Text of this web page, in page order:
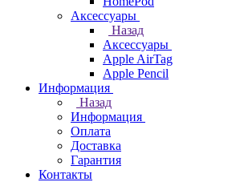
Аксессуары
Назад
Аксессуары
Apple AirTag
Apple Pencil
Информация
Назад
Информация
Оплата
Доставка
Гарантия
Контакты